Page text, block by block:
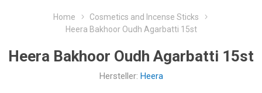
Home
Cosmetics and Incense Sticks
Heera Bakhoor Oudh Agarbatti 15st
Heera Bakhoor Oudh Agarbatti 15st
Hersteller: Heera